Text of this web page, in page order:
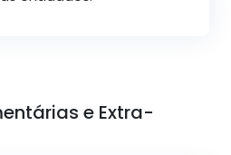
e Extra-